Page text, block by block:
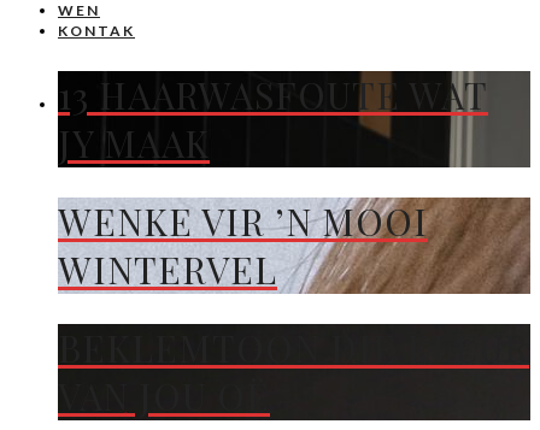
WEN
KONTAK
13 HAARWASFOUTE WAT
JY MAAK
WENKE VIR ’N MOOI
WINTERVEL